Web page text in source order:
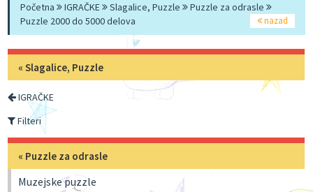
Početna IGRAČKE Slagalice, Puzzle
Puzzle za odrasle
Puzzle 2000 do 5000 delova
nazad
«Slagalice, Puzzle
IGRAČKE
Filteri
« Puzzle za odrasle
Muzejske puzzle